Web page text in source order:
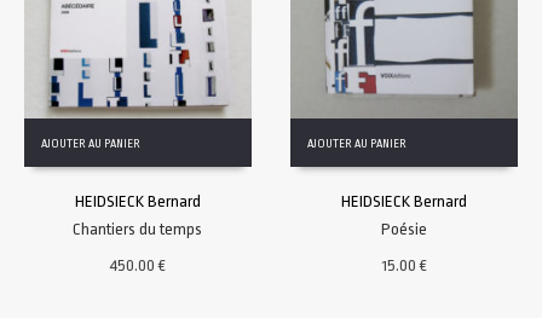
AJOUTER AU PANIER
HEIDSIECK Bernard
Chantiers du temps
450.00€
AJOUTER AU PANIER
HEIDSIECK Bernard
Poésie
15.00€